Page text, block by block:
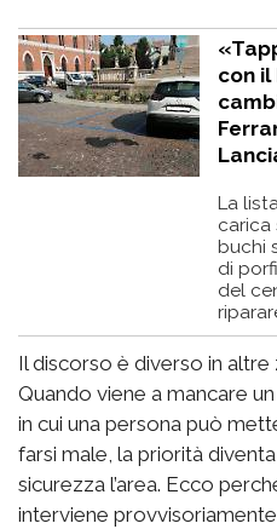
con
La
carica
buchi
di
del
Il discorso è diverso in
Quando viene a mancare
in cui una persona può
farsi male, la priorità
sicurezza l’area. Ecco
interviene